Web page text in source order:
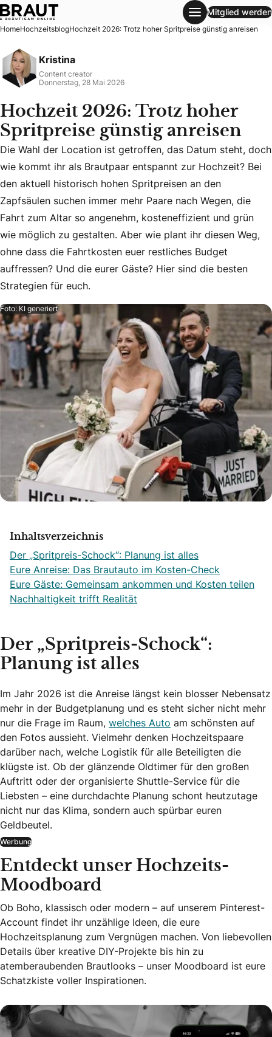
Hochzeit 2026: Trotz hoher Spritpreise günstig anreisen
Mitglied werden
HomeHochzeitsblogHochzeit 2026: Trotz hoher Spritpreise günstig anreisen
Kristina
Content creator
Donnerstag, 28 Mai 2026
Hochzeit 2026: Trotz hoher
Spritpreise günstig anreisen
Die Wahl der Location ist getroffen, das Datum steht,
Die Wahl der Location ist getroffen, das Datum steht, doch
wie kommt ihr als Brautpaar entspannt zur Hochzeit? Bei
den aktuell historisch hohen Spritpreisen an den
Zapfsäulen suchen immer mehr Paare nach Wegen, die
Fahrt zum Altar so angenehm, kosteneffizient und grün
wie möglich zu gestalten. Aber wie plant ihr diesen Weg,
ohne dass die Fahrtkosten euer restliches Budget
auffressen? Und die eurer Gäste? Hier sind die besten
Strategien für euch.
Foto: KI generiert
Inhaltsverzeichnis
Der „Spritpreis-Schock“: Planung ist alles
Eure Anreise: Das Brautauto im Kosten-Check
Eure Gäste: Gemeinsam ankommen und Kosten teilen
Nachhaltigkeit trifft Realität
Der „Spritpreis-Schock“:
Planung ist alles
Im Jahr 2026 ist die Anreise längst kein blosser Nebensatz
mehr in der Budgetplanung und es steht sicher nicht mehr
nur die Frage im Raum, welches Auto am schönsten auf
den Fotos aussieht. Vielmehr denken Hochzeitspaare
darüber nach, welche Logistik für alle Beteiligten die
klügste ist. Ob der glänzende Oldtimer für den großen
Auftritt oder der organisierte Shuttle-Service für die
Liebsten – eine durchdachte Planung schont heutzutage
nicht nur das Klima, sondern auch spürbar euren
Geldbeutel.
Werbung
Entdeckt unser Hochzeits-
Moodboard
Ob Boho, klassisch oder modern – auf unserem Pinterest-
Account findet ihr unzählige Ideen, die eure
Hochzeitsplanung zum Vergnügen machen. Von liebevollen
Details über kreative DIY-Projekte bis hin zu
atemberaubenden Brautlooks – unser Moodboard ist eure
Schatzkiste voller Inspirationen.
Entdeckt unser Hochzeits-Moodboard